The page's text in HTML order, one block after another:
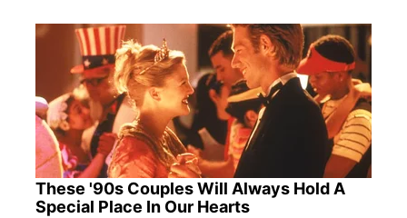
These '90s Couples Will Always Hold A
Special Place In Our Hearts